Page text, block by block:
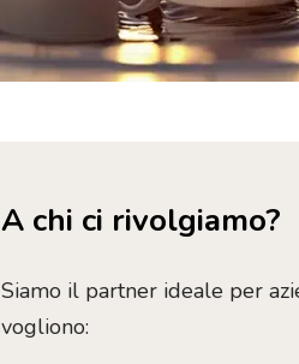
A chi ci rivolgiamo?
Siamo il partner ideale per
vogliono: